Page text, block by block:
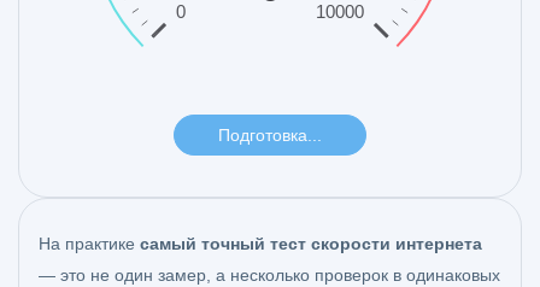
На практике самый точный тест скорости интернета
— это не один замер, а несколько проверок в одинаковых